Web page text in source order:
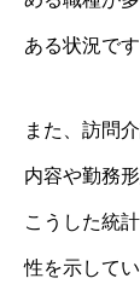
ある状況です
また、訪問
内容や勤務
こうした統
性を示してい